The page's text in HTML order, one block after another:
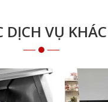
DỊCH VỤ KHÁC